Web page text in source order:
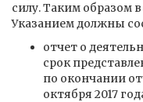
силу. Таким образом
Указанием должны
отчет о
срок
по окончании
октября 2017